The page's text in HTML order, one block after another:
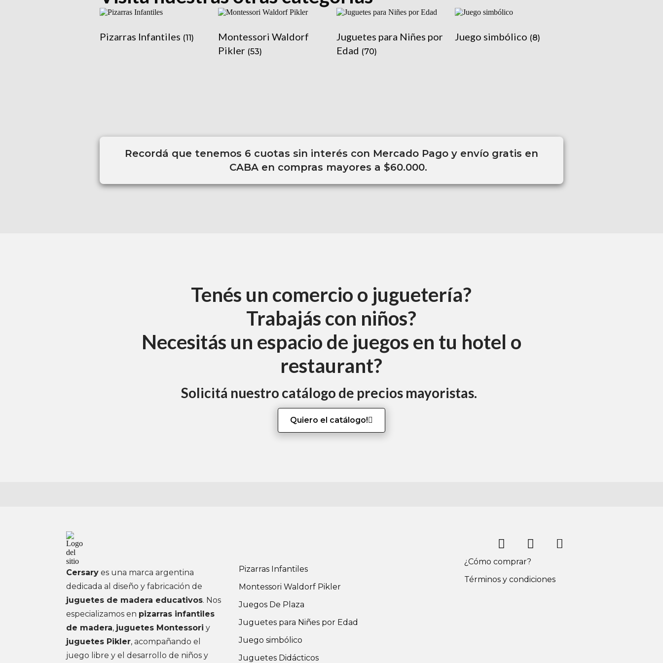
Pizarras Infantiles (11)
Montessori Waldorf
Pikler (53)
Juguetes para Niñes por
Edad (70)
Juego simbólico (8)
Recordá que tenemos 6 cuotas sin interés con Mercado Pago y envío gratis en
CABA en compras mayores a $60.000.
Tenés un comercio o juguetería?
Trabajás con niños?
Necesitás un espacio de juegos en tu hotel o
restaurant?
Solicitá nuestro catálogo de precios mayoristas.
Quiero el catálogo!
Cersary es una marca argentina
dedicada al diseño y fabricación de
juguetes de madera educativos. Nos
especializamos en pizarras infantiles
de madera, juguetes Montessori y
juguetes Pikler, acompañando el
juego libre y el desarrollo de niños y
Pizarras Infantiles
Montessori Waldorf Pikler
Juegos De Plaza
Juguetes para Niñes por Edad
Juego simbólico
Juguetes Didácticos
¿Cómo comprar?
Términos y condiciones